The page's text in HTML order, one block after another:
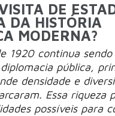
DE
DA HISTÓRIA
MODERNA?
1920 continua
pública,
densidade e
Essa riqueza
possíveis para